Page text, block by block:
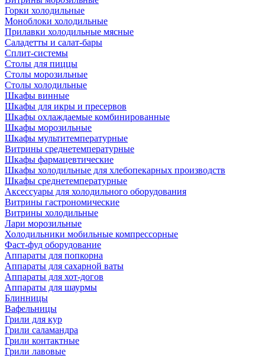
Горки холодильные
Моноблоки холодильные
Прилавки холодильные мясные
Саладетты и салат-бары
Сплит-системы
Столы для пиццы
Столы морозильные
Столы холодильные
Шкафы винные
Шкафы для икры и пресервов
Шкафы охлаждаемые комбинированные
Шкафы морозильные
Шкафы мультитемпературные
Витрины среднетемпературные
Шкафы фармацевтические
Шкафы холодильные для хлебопекарных производств
Шкафы среднетемпературные
Аксессуары для холодильного оборудования
Витрины гастрономические
Витрины холодильные
Лари морозильные
Холодильники мобильные компрессорные
Фаст-фуд оборудование
Аппараты для попкорна
Аппараты для сахарной ваты
Аппараты для хот-догов
Аппараты для шаурмы
Блинницы
Вафельницы
Грили для кур
Грили саламандра
Грили контактные
Грили лавовые